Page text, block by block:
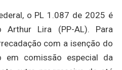
o PL 1.087 de 2025 é
Arthur Lira (PP-AL). Para
com a isenção do
em comissão especial da